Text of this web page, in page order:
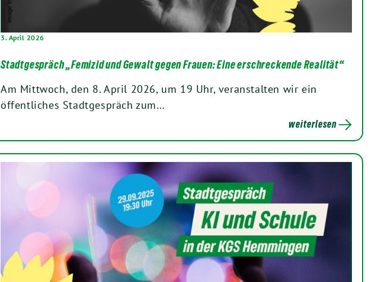
3. April 2026
Stadtgespräch „Femizid und Gewalt gegen Frauen: Eine erschreckende Realität“
Am Mittwoch, den 8. April 2026, um 19 Uhr, veranstalten wir ein
öffentliches Stadtgespräch zum…
weiterlesen